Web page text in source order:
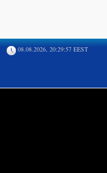
08.08.2026, 20:29:57 EEST